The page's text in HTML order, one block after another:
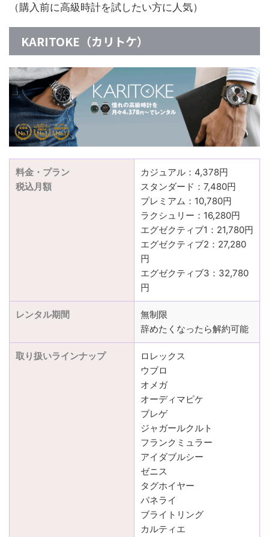
（購入前に高級時計を試したい方に人気）
KARITOKE（カリトケ）
料金・プラン
税込月額
カジュアル：4,378円
スタンダード：7,480円
プレミアム：10,780円
ラクシュリー：16,280円
エグゼクティブ1：21,780円
エグゼクティブ2：27,280
円
エグゼクティブ3：32,780
円
レンタル期間
無制限
辞めたくなったら解約可能
取り扱いラインナップ
ロレックス
ウブロ
オメガ
オーディマピケ
ブレゲ
ジャガールクルト
フランクミュラー
アイダブルシー
ゼニス
タグホイヤー
パネライ
ブライトリング
カルティエ